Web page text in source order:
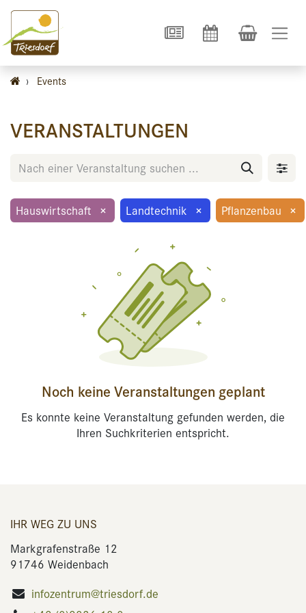
› Events
VERANSTALTUNGEN
Hauswirtschaft × Landtechnik × Pflanzenbau ×
Noch keine Veranstaltungen geplant
Es konnte keine Veranstaltung gefunden werden, die
Ihren Suchkriterien entspricht.
IHR WEG ZU UNS
Markgrafenstraße 12
91746 Weidenbach
infozentrum@triesdorf.de